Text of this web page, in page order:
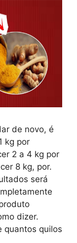
de novo, é
kg por
2 a 4 kg por
8 kg, por.
será
dizer.
quantos quilos